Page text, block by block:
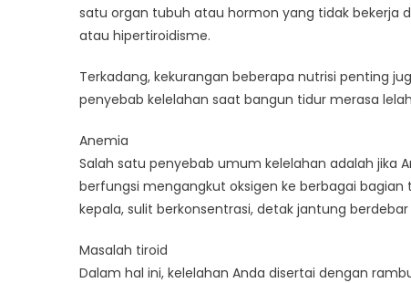
satu organ tubuh atau hormon yang tidak bekerja
atau hipertiroidisme.
Terkadang, kekurangan beberapa nutrisi penting
penyebab kelelahan saat bangun tidur merasa
Anemia
Salah satu penyebab umum kelelahan adalah jika
berfungsi mengangkut oksigen ke berbagai
kepala, sulit berkonsentrasi, detak jantung
Masalah tiroid
Dalam hal ini, kelelahan Anda disertai dengan